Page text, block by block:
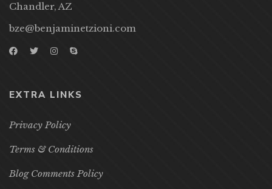
Chandler, AZ
bze@benjaminetzioni.com
EXTRA LINKS
Privacy Policy
Terms & Conditions
Blog Comments Policy